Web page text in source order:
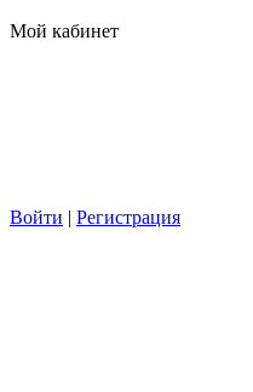
Мой кабинет
Войти | Регистрация